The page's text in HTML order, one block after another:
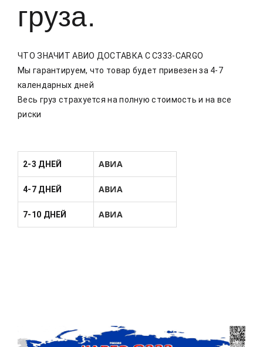
груза.
ЧТО ЗНАЧИТ АВИО ДОСТАВКА С С333-CARGO
Мы гарантируем, что товар будет привезен за 4-7
календарных дней
Весь груз страхуется на полную стоимость и на все
риски
2-3 ДНЕЙ АВИА
4-7 ДНЕЙ АВИА
7-10 ДНЕЙ АВИА